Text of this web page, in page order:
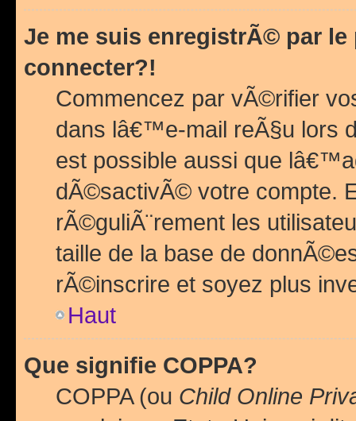
Je me suis enregistrÃ© par
connecter?!
Commencez par vÃ©rifier
dans lâ€™e-mail reÃ§u lors
est possible aussi que
dÃ©sactivÃ© votre compte.
rÃ©guliÃ¨rement les
taille de la base de
rÃ©inscrire et soyez plus
Haut
Que signifie COPPA?
COPPA (ou Child Online